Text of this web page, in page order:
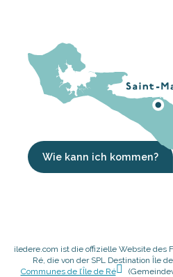
Wie kann ich kommen?
iledere.com ist die offizielle Website des
Ré, die von der SPL Destination Île
Communes de l’Île de Ré